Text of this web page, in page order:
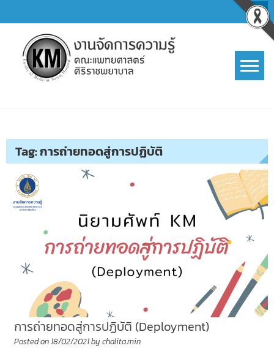
to
content
Tag:การถ่ายทอดสู่การปฏิบัติ
การถ่ายทอดสู่การปฏิบัติ (Deployment)
Posted on 18/02/2021by chalita.min